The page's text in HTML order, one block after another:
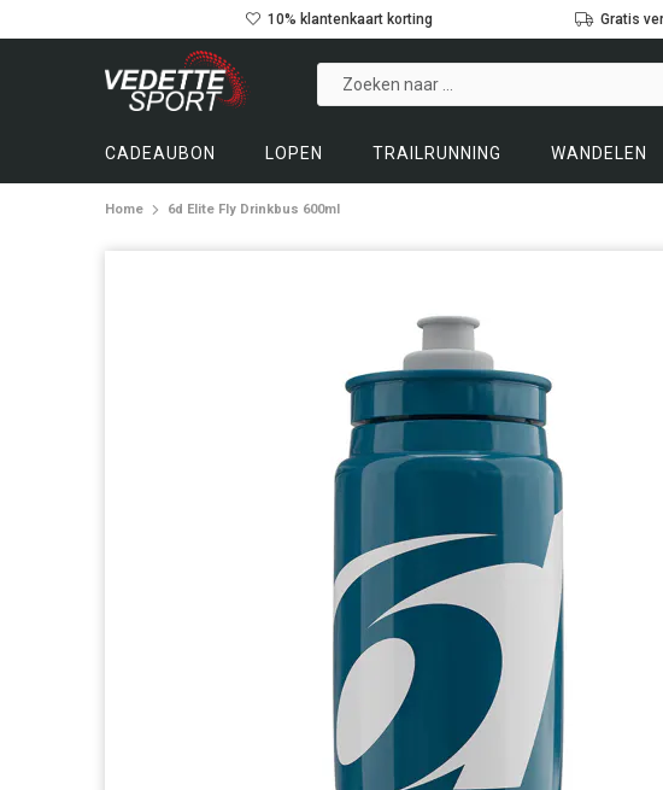
10% klantenkaart korting Gratis
CADEAUBON LOPEN TRAILRUNNING WANDELEN
Home 6d Elite Fly Drinkbus 600ml